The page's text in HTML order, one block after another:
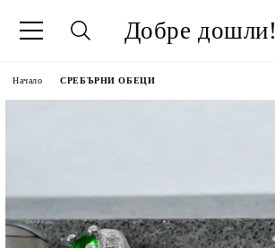
Добре дошли!
Начало СРЕБЪРНИ ОБЕЦИ